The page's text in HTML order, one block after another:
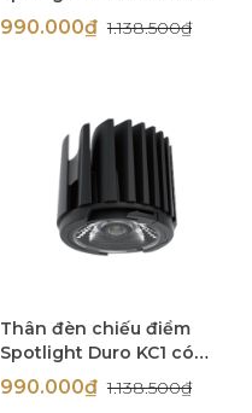
TRIAC 12W góc chiếu 60
độ Simon N0424-0428
990.000₫1.138.500₫
Thân đèn chiếu điểm
Spotlight Duro KC1 có
TRIAC 12W góc chiếu 36
độ Simon N0424-0425
990.000₫1.138.500₫